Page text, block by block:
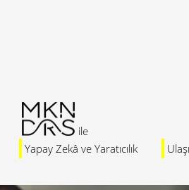
Yapay Zekâ ve Yaratıcılık